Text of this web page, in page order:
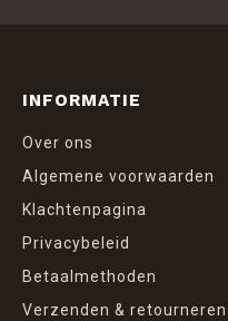
INFORMATIE
Over ons
Algemene voorwaarden
Klachtenpagina
Privacybeleid
Betaalmethoden
Verzenden & retourneren